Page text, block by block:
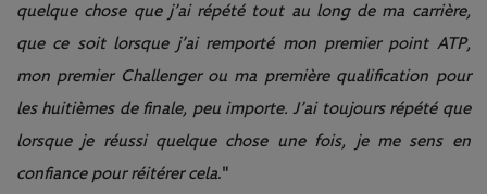
quelque chose que j’ai répété tout au long de ma carrière,
que ce soit lorsque j’ai remporté mon premier point ATP,
mon premier Challenger ou ma première qualification pour
les huitièmes de finale, peu importe. J’ai toujours répété que
lorsque je réussi quelque chose une fois, je me sens en
confiance pour réitérer cela."